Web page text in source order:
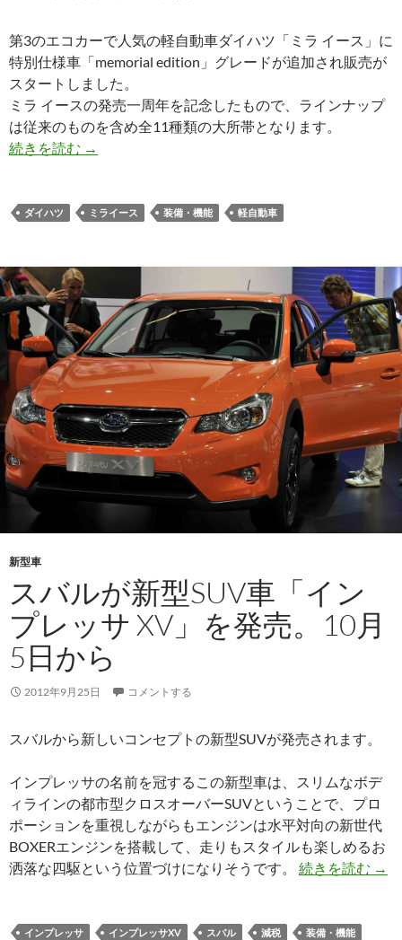
第3のエコカーで人気の軽自動車ダイハツ「ミラ イース」に
特別仕様車「memorial edition」グレードが追加され販売が
スタートしました。
ミラ イースの発売一周年を記念したもので、ラインナップ
は従来のものを含め全11種類の大所帯となります。
続きを読む →
ダイハツ ミライース 装備・機能 軽自動車
新型車
スバルが新型SUV車「イン
プレッサ XV」を発売。10月
5日から
2012年9月25日 コメントする
スバルから新しいコンセプトの新型SUVが発売されます。
インプレッサの名前を冠するこの新型車は、スリムなボデ
ィラインの都市型クロスオーバーSUVということで、プロ
ポーションを重視しながらもエンジンは水平対向の新世代
BOXERエンジンを搭載して、走りもスタイルも楽しめるお
洒落な四駆という位置づけになりそうです。 続きを読む →
インプレッサ インプレッサXV スバル 減税
装備・機能